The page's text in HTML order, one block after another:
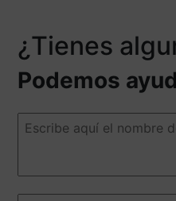
¿Tienes
Podemos
Escribe
aquí